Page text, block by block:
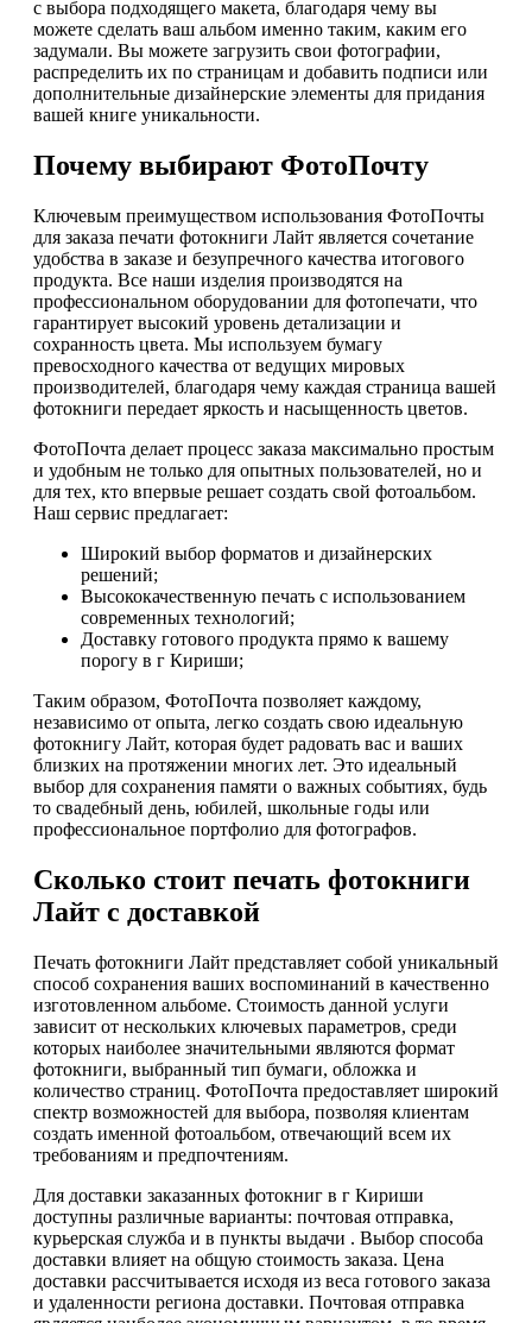
с выбора подходящего макета, благодаря чему вы
можете сделать ваш альбом именно таким, каким его
задумали. Вы можете загрузить свои фотографии,
распределить их по страницам и добавить подписи или
дополнительные дизайнерские элементы для придания
вашей книге уникальности.
Почему выбирают ФотоПочту
Ключевым преимуществом использования ФотоПочты
для заказа печати фотокниги Лайт является сочетание
удобства в заказе и безупречного качества итогового
продукта. Все наши изделия производятся на
профессиональном оборудовании для фотопечати, что
гарантирует высокий уровень детализации и
сохранность цвета. Мы используем бумагу
превосходного качества от ведущих мировых
производителей, благодаря чему каждая страница вашей
фотокниги передает яркость и насыщенность цветов.
ФотоПочта делает процесс заказа максимально простым
и удобным не только для опытных пользователей, но и
для тех, кто впервые решает создать свой фотоальбом.
Наш сервис предлагает:
Широкий выбор форматов и дизайнерских
решений;
Высококачественную печать с использованием
современных технологий;
Доставку готового продукта прямо к вашему
порогу в г Кириши;
Таким образом, ФотоПочта позволяет каждому,
независимо от опыта, легко создать свою идеальную
фотокнигу Лайт, которая будет радовать вас и ваших
близких на протяжении многих лет. Это идеальный
выбор для сохранения памяти о важных событиях, будь
то свадебный день, юбилей, школьные годы или
профессиональное портфолио для фотографов.
Сколько стоит печать фотокниги
Лайт с доставкой
Печать фотокниги Лайт представляет собой уникальный
способ сохранения ваших воспоминаний в качественно
изготовленном альбоме. Стоимость данной услуги
зависит от нескольких ключевых параметров, среди
которых наиболее значительными являются формат
фотокниги, выбранный тип бумаги, обложка и
количество страниц. ФотоПочта предоставляет широкий
спектр возможностей для выбора, позволяя клиентам
создать именной фотоальбом, отвечающий всем их
требованиям и предпочтениям.
Для доставки заказанных фотокниг в г Кириши
доступны различные варианты: почтовая отправка,
курьерская служба и в пункты выдачи . Выбор способа
доставки влияет на общую стоимость заказа. Цена
доставки рассчитывается исходя из веса готового заказа
и удаленности региона доставки. Почтовая отправка